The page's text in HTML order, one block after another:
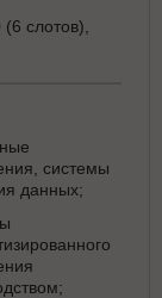
(6 слотов)
системы
данных;